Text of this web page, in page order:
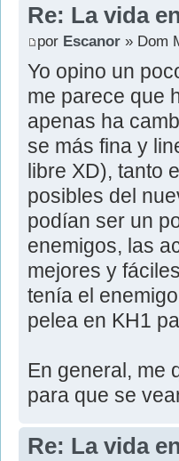
Re: La vida
por Escanor » Dom
Yo opino un
me parece que
apenas ha
se más fina y
libre XD), tanto
posibles del
podían ser un
enemigos, las
mejores y
tenía el
pelea en KH1
En general, me
para que se
Re: La vida